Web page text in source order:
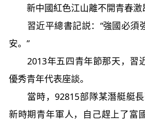
新中國紅色江山離不開青春激
習近平總書記説：“強國必須
安。”
2013年五四青年節那天，習
優秀青年代表座談。
當時，92815部隊某潛艇艇長
新時期青年軍人，自己趕上了富